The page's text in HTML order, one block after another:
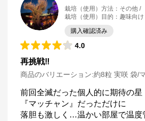
栽培（使用）方法 ： その他
栽培（使用）目的 ： 趣味向け
購入確認済み
4.0
再挑戦‼️
商品のバリエーション:約8粒 実咲 袋/
前回全滅だった個人的に期待の星
『マッチャン』だっただけに
落胆も激しく…温かい部屋で温度